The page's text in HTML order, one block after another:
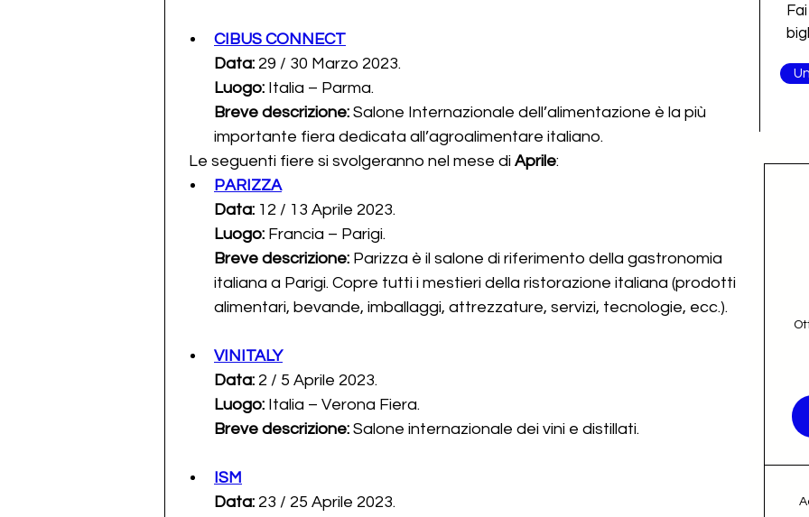
CIBUS CONNECT
Data: 29 / 30 Marzo 2023.
Luogo: Italia – Parma.
Breve descrizione: Salone Internazionale dell’alimentazione è la più
importante fiera dedicata all’agroalimentare italiano.
  Le seguenti fiere si svolgeranno nel mese di
Aprile:
PARIZZA
Data: 12 / 13 Aprile 2023.
Luogo: Francia – Parigi.
Breve descrizione: Parizza è il salone di riferimento della gastronomia
italiana a Parigi. Copre tutti i mestieri della ristorazione italiana (prodotti
alimentari, bevande, imballaggi, attrezzature, servizi, tecnologie, ecc.).
VINITALY
Data: 2 / 5 Aprile 2023.
Luogo: Italia – Verona Fiera.
Breve descrizione: Salone internazionale dei vini e distillati.
ISM
Data: 23 / 25 Aprile 2023.